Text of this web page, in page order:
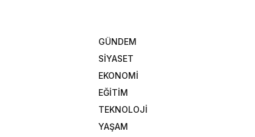
GÜNDEM
SİYASET
EKONOMİ
EĞİTİM
TEKNOLOJİ
YAŞAM